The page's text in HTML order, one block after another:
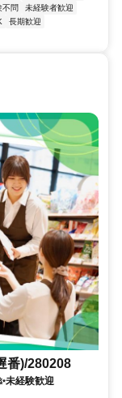
不問
未経験者歓迎
長期歓迎
番)/280208
未経験歓迎